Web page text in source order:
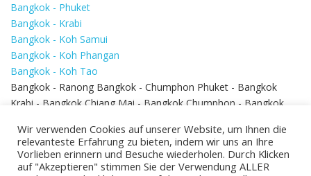
Bangkok - Phuket
Bangkok - Krabi
Bangkok - Koh Samui
Bangkok - Koh Phangan
Bangkok - Koh Tao
Bangkok - Ranong Bangkok - Chumphon Phuket - Bangkok
Krabi - Bangkok Chiang Mai - Bangkok Chumphon - Bangkok
Bangkok - Hua Hin
Wir verwenden Cookies auf unserer Website, um Ihnen die
relevanteste Erfahrung zu bieten, indem wir uns an Ihre
Vorlieben erinnern und Besuche wiederholen. Durch Klicken
auf "Akzeptieren" stimmen Sie der Verwendung ALLER